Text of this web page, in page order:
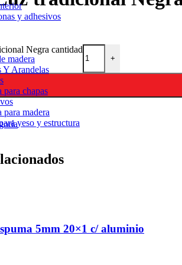
y adhesivos
madera
Y Arandelas
chapas
madera
yeso y estructura
Negra cantidad
+
5mm 20×1 c/ aluminio